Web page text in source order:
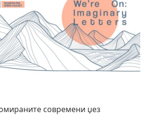
современи џез